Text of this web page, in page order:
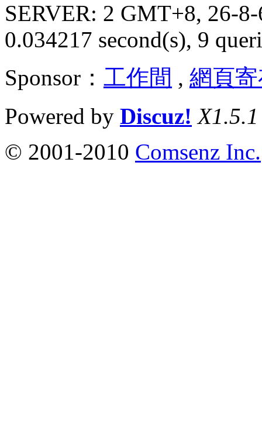
SERVER: 2 GMT+8, 26-
0.034217 second(s), 9
Sponsor： 工作間 , 網頁
Powered by Discuz! X1.5.1
© 2001-2010 Comsenz Inc.